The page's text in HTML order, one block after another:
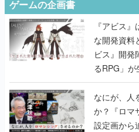
るRPG」
書】
なにが、人
か？『ロマ
設定画から
した「ロマ
書】
『ガンパレ